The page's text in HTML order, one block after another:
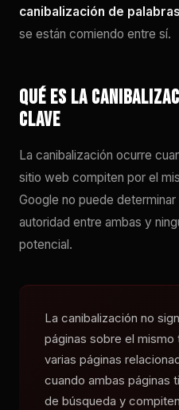
canibalización de
se están comiendo entre sí.
Qué es la
clave
La canibalización ocurre
sitio web compiten por el
Google no puede
autoridad entre ambas y
potencial.
La canibalización no
páginas sobre el
varias páginas
cuando ambas páginas
de búsqueda y